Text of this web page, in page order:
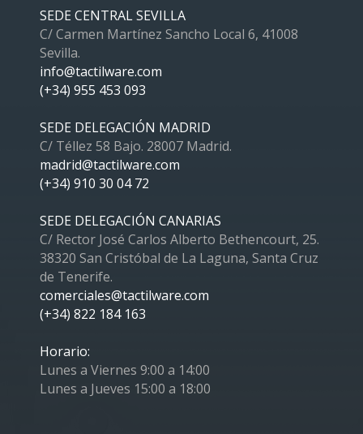
SEDE CENTRAL SEVILLA
C/ Carmen Martínez Sancho Local 6, 41008
Sevilla.
info@tactilware.com
(+34) 955 453 093
SEDE DELEGACIÓN MADRID
C/ Téllez 58 Bajo. 28007 Madrid.
madrid@tactilware.com
(+34) 910 30 04 72
SEDE DELEGACIÓN CANARIAS
C/ Rector José Carlos Alberto Bethencourt, 25.
38320 San Cristóbal de La Laguna, Santa Cruz
de Tenerife.
comerciales@tactilware.com
(+34) 822 184 163
Horario:
Lunes a Viernes 9:00 a 14:00
Lunes a Jueves 15:00 a 18:00